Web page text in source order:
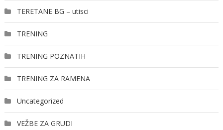
TERETANE BG – utisci
TRENING
TRENING POZNATIH
TRENING ZA RAMENA
Uncategorized
VEŽBE ZA GRUDI